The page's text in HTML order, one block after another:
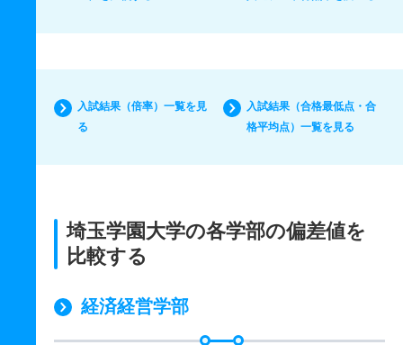
入試結果（倍率）一覧を見
る
入試結果（合格最低点・合
格平均点）一覧を見る
埼玉学園大学の各学部の偏差値を
比較する
経済経営学部